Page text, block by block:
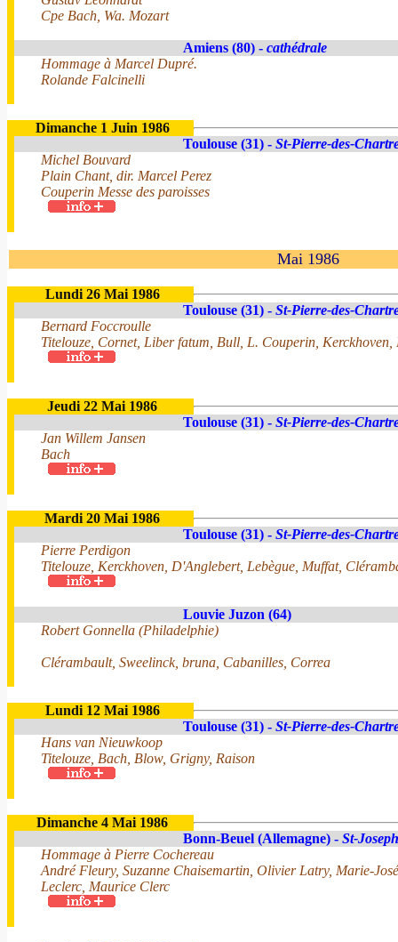
Cpe Bach, Wa. Mozart
Amiens (80) - cathédrale
Hommage à Marcel Dupré.
Rolande Falcinelli
Dimanche 1 Juin 1986
Toulouse (31) - St-Pierre-des-
Michel Bouvard
Plain Chant, dir. Marcel Perez
Couperin Messe des paroisses
Mai 1986
Lundi 26 Mai 1986
Toulouse (31) - St-Pierre-des-
Bernard Foccroulle
Titelouze, Cornet, Liber fatum, Bull, L. Couperin,
Jeudi 22 Mai 1986
Toulouse (31) - St-Pierre-des-
Jan Willem Jansen
Bach
Mardi 20 Mai 1986
Toulouse (31) - St-Pierre-des-
Pierre Perdigon
Titelouze, Kerckhoven, D'Anglebert, Lebègue, Muffat,
Louvie Juzon (64)
Robert Gonnella (Philadelphie)
Clérambault, Sweelinck, bruna, Cabanilles, Correa
Lundi 12 Mai 1986
Toulouse (31) - St-Pierre-des-
Hans van Nieuwkoop
Titelouze, Bach, Blow, Grigny, Raison
Dimanche 4 Mai 1986
Bonn-Beuel (Allemagne) - St-Joseph
Hommage à Pierre Cochereau
André Fleury, Suzanne Chaisemartin, Olivier Latry, Marie-
Leclerc, Maurice Clerc